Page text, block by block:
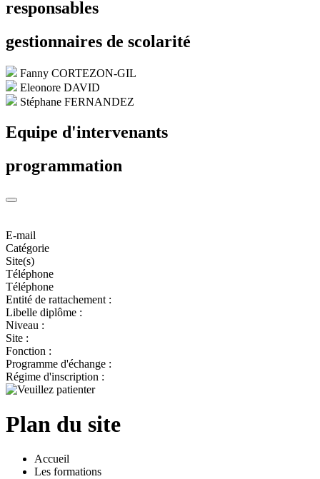
responsables
gestionnaires de scolarité
Fanny CORTEZON-GIL
Eleonore DAVID
Stéphane FERNANDEZ
Equipe d'intervenants
programmation
E-mail
Catégorie
Site(s)
Téléphone
Téléphone
Entité de rattachement :
Libelle diplôme :
Niveau :
Site :
Fonction :
Programme d'échange :
Régime d'inscription :
Plan du site
Accueil
Les formations